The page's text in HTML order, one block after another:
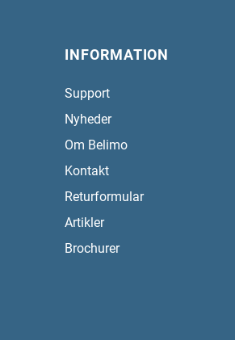
INFORMATION
Support
Nyheder
Om Belimo
Kontakt
Returformular
Artikler
Brochurer